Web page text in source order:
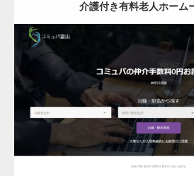
介護付き有料老人ホーム
更新日：
介護付き有料老人ホー
詳細 検索サイト